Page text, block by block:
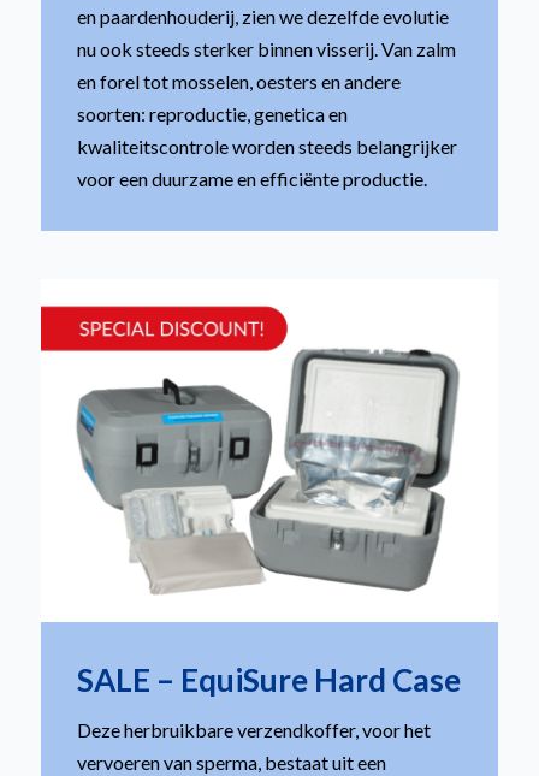
en paardenhouderij, zien we dezelfde evolutie
nu ook steeds sterker binnen visserij. Van zalm
en forel tot mosselen, oesters en andere
soorten: reproductie, genetica en
kwaliteitscontrole worden steeds belangrijker
voor een duurzame en efficiënte productie.
SALE – EquiSure Hard Case
Deze herbruikbare verzendkoffer, voor het
vervoeren van sperma, bestaat uit een